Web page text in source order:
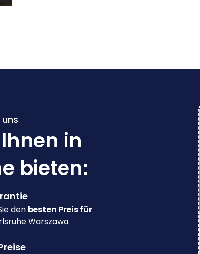
in
bieten:
den besten Preis für
Warszawa.